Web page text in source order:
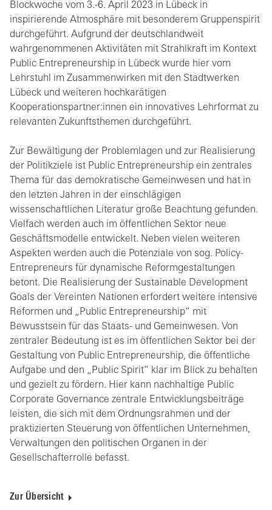
Blockwoche vom 3.-6. April 2023 in Lübeck in
inspirierende Atmosphäre mit besonderem Gruppenspirit
durchgeführt. Aufgrund der deutschlandweit
wahrgenommenen Aktivitäten mit Strahlkraft im Kontext
Public Entrepreneurship in Lübeck wurde hier vom
Lehrstuhl im Zusammenwirken mit den Stadtwerken
Lübeck und weiteren hochkarätigen
Kooperationspartner:innen ein innovatives Lehrformat zu
relevanten Zukunftsthemen durchgeführt.
Zur Bewältigung der Problemlagen und zur Realisierung
der Politikziele ist Public Entrepreneurship ein zentrales
Thema für das demokratische Gemeinwesen und hat in
den letzten Jahren in der einschlägigen
wissenschaftlichen Literatur große Beachtung gefunden.
Vielfach werden auch im öffentlichen Sektor neue
Geschäftsmodelle entwickelt. Neben vielen weiteren
Aspekten werden auch die Potenziale von sog. Policy-
Entrepreneurs für dynamische Reformgestaltungen
betont. Die Realisierung der Sustainable Development
Goals der Vereinten Nationen erfordert weitere intensive
Reformen und „Public Entrepreneurship“ mit
Bewusstsein für das Staats- und Gemeinwesen. Von
zentraler Bedeutung ist es im öffentlichen Sektor bei der
Gestaltung von Public Entrepreneurship, die öffentliche
Aufgabe und den „Public Spirit“ klar im Blick zu behalten
und gezielt zu fördern. Hier kann nachhaltige Public
Corporate Governance zentrale Entwicklungsbeiträge
leisten, die sich mit dem Ordnungsrahmen und der
praktizierten Steuerung von öffentlichen Unternehmen,
Verwaltungen den politischen Organen in der
Gesellschafterrolle befasst.
Zur Übersicht